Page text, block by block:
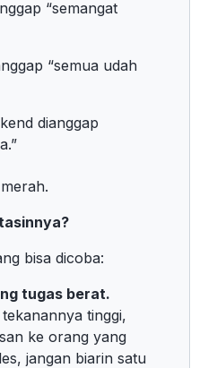
“semangat
“semua udah
dianggap
bisa dicoba:
tugas berat.
tinggi,
ke orang yang
jangan biarin satu